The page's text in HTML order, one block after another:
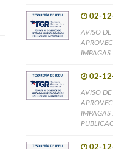
02-
AVISO DE
02-
AVISO DE